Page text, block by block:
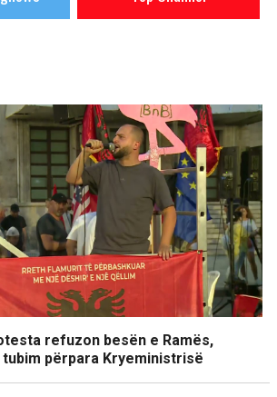
refuzon besën e Ramës,
përpara Kryeministrisë